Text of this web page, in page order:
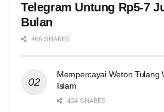
Telegram Untung Rp5-7
Bulan
466 SHARES
Mempercayai Weton Tulang
Islam
424 SHARES